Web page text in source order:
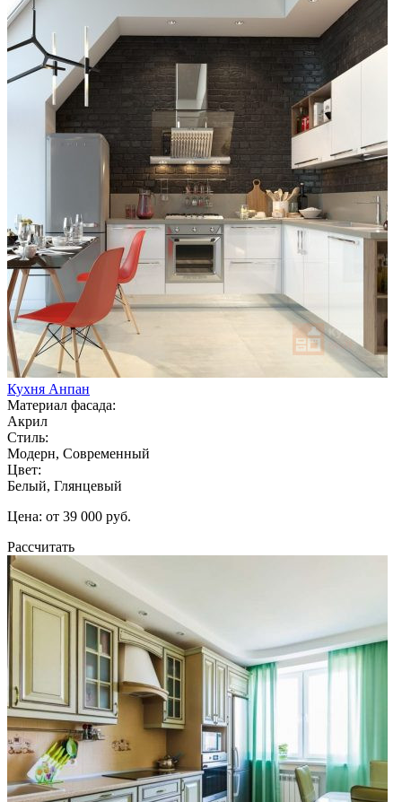
Кухня Анпан
Материал фасада:
Акрил
Стиль:
Модерн, Современный
Цвет:
Белый, Глянцевый
Цена: от 39 000 руб.
Рассчитать